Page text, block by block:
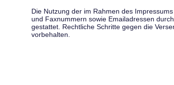
Die Nutzung der im Rahmen des
und Faxnummern sowie Emailadressen
gestattet. Rechtliche Schritte gegen die
vorbehalten.